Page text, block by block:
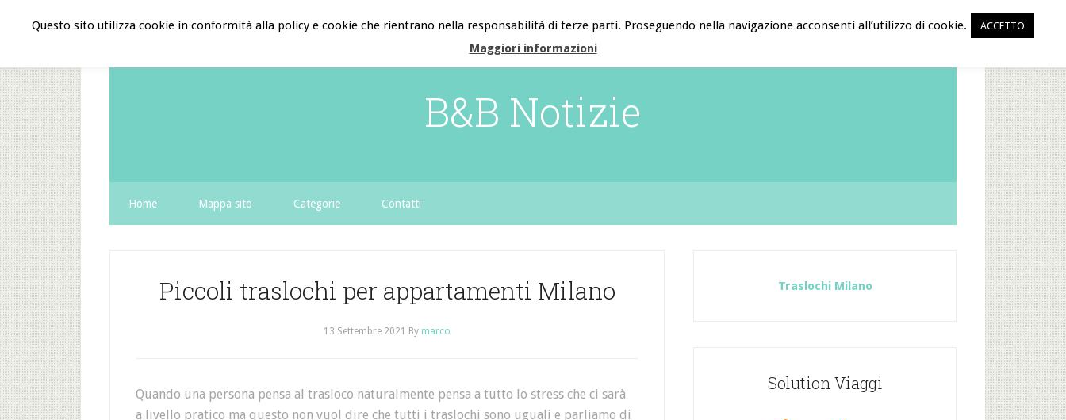
B&B Notizie
Home Mappa sito Categorie Contatti
Piccoli traslochi per appartamenti Milano
13 Settembre 2021 By marco
Quando una persona pensa al trasloco naturalmente pensa a tutto lo stress che ci sarà
a livello pratico ma questo non vuol dire che tutti i traslochi sono uguali e parliamo di
Traslochi Milano
Solution Viaggi
Questo sito utilizza cookie in conformità alla policy e cookie che rientrano nella responsabilità di terze parti. Proseguendo nella navigazione acconsenti all’utilizzo di cookie. ACCETTO
Maggiori informazioni